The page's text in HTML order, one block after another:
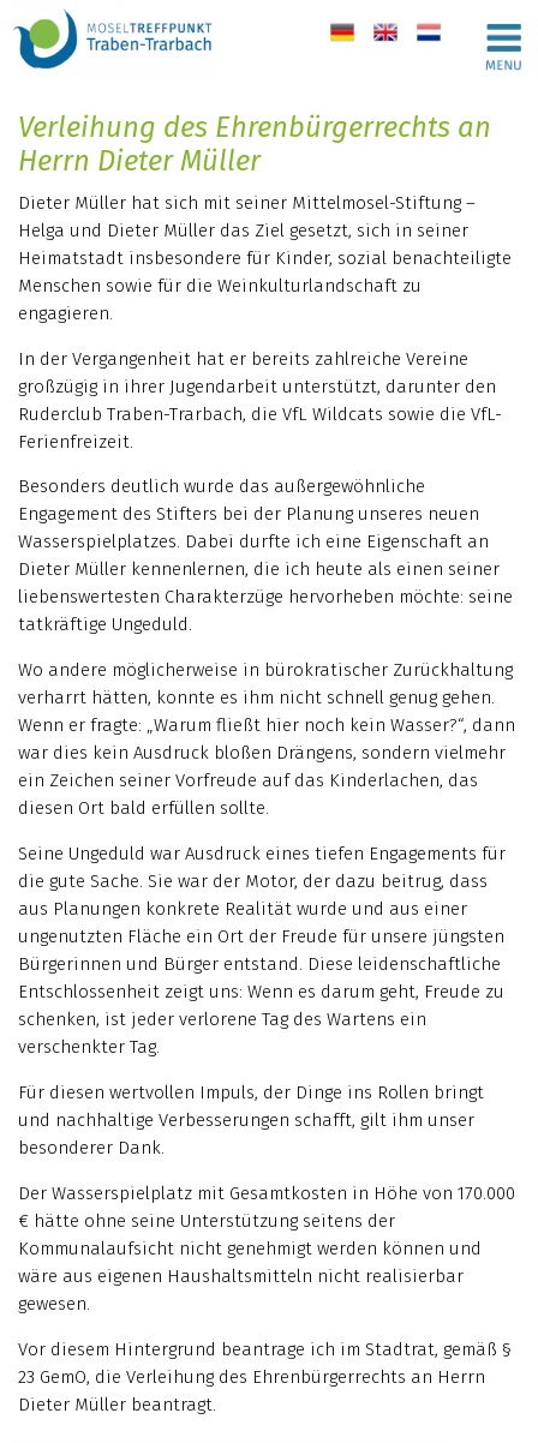
de en nl
Verleihung des Ehrenbürgerrechts an
Herrn Dieter Müller
Dieter Müller hat sich mit seiner Mittelmosel-Stiftung –
Helga und Dieter Müller das Ziel gesetzt, sich in seiner
Heimatstadt insbesondere für Kinder, sozial benachteiligte
Menschen sowie für die Weinkulturlandschaft zu
engagieren.
In der Vergangenheit hat er bereits zahlreiche Vereine
großzügig in ihrer Jugendarbeit unterstützt, darunter den
Ruderclub Traben-Trarbach, die VfL Wildcats sowie die VfL-
Ferienfreizeit.
Besonders deutlich wurde das außergewöhnliche
Engagement des Stifters bei der Planung unseres neuen
Wasserspielplatzes. Dabei durfte ich eine Eigenschaft an
Dieter Müller kennenlernen, die ich heute als einen seiner
liebenswertesten Charakterzüge hervorheben möchte: seine
tatkräftige Ungeduld.
Wo andere möglicherweise in bürokratischer Zurückhaltung
verharrt hätten, konnte es ihm nicht schnell genug gehen.
Wenn er fragte: „Warum fließt hier noch kein Wasser?“, dann
war dies kein Ausdruck bloßen Drängens, sondern vielmehr
ein Zeichen seiner Vorfreude auf das Kinderlachen, das
diesen Ort bald erfüllen sollte.
Seine Ungeduld war Ausdruck eines tiefen Engagements für
die gute Sache. Sie war der Motor, der dazu beitrug, dass
aus Planungen konkrete Realität wurde und aus einer
ungenutzten Fläche ein Ort der Freude für unsere jüngsten
Bürgerinnen und Bürger entstand. Diese leidenschaftliche
Entschlossenheit zeigt uns: Wenn es darum geht, Freude zu
schenken, ist jeder verlorene Tag des Wartens ein
verschenkter Tag.
Für diesen wertvollen Impuls, der Dinge ins Rollen bringt
und nachhaltige Verbesserungen schafft, gilt ihm unser
besonderer Dank.
Der Wasserspielplatz mit Gesamtkosten in Höhe von 170.000
€ hätte ohne seine Unterstützung seitens der
Kommunalaufsicht nicht genehmigt werden können und
wäre aus eigenen Haushaltsmitteln nicht realisierbar
gewesen.
Vor diesem Hintergrund beantrage ich im Stadtrat, gemäß §
23 GemO, die Verleihung des Ehrenbürgerrechts an Herrn
Dieter Müller beantragt.